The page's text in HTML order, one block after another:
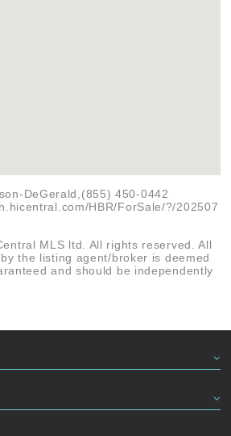
DeGerald,(855) 450-0442
HBR/ForSale/?/202507
MLS ltd. All rights reserved. All
the listing agent/broker is deemed
and should be independently